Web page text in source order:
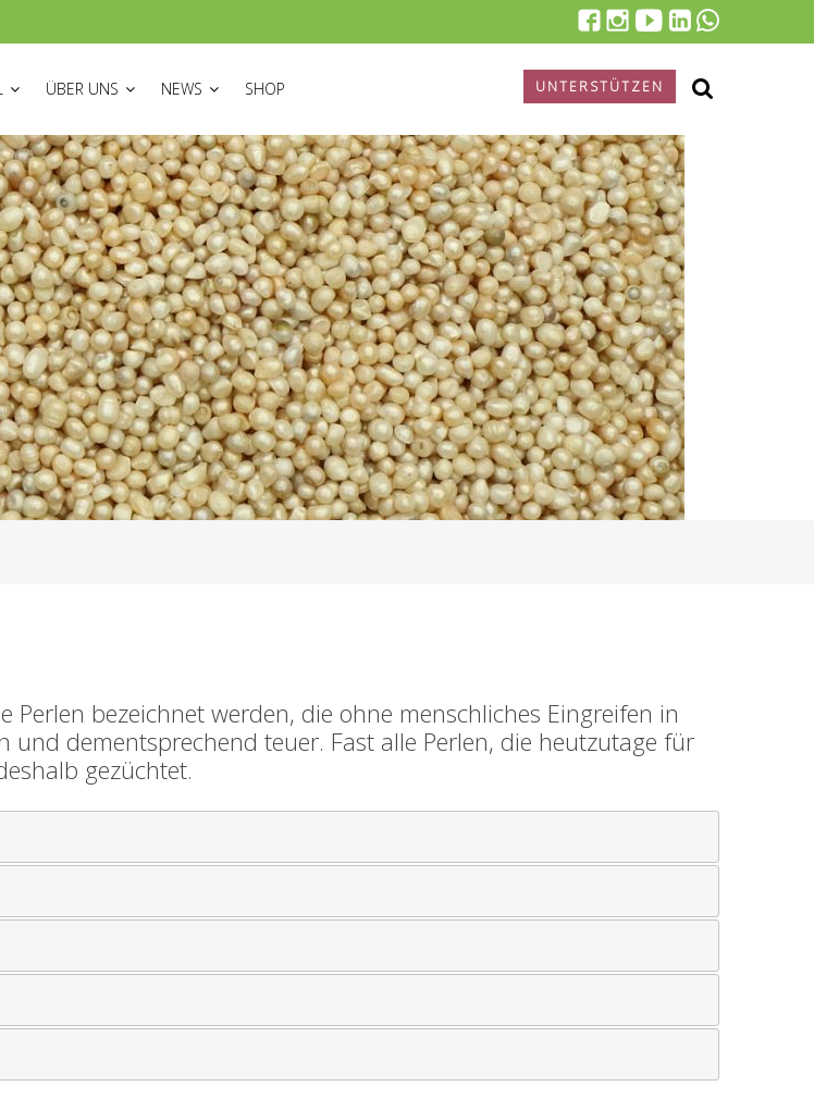
ÜBER UNS NEWS SHOP UNTERSTÜTZEN
Perlen bezeichnet werden, die ohne menschliches Eingreifen in
und dementsprechend teuer. Fast alle Perlen, die heutzutage für
gezüchtet.